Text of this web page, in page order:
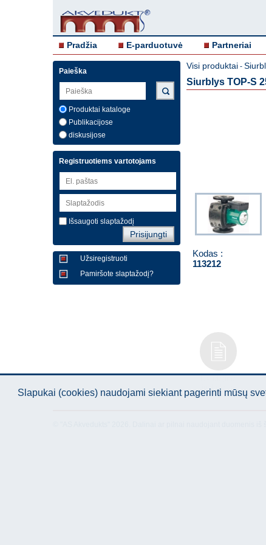
Pradžia E-parduotuvė Partneriai
Paieška
Produktai kataloge
Publikacijose
diskusijose
Registruotiems vartotojams
Išsaugoti slaptažodį
Užsiregistruoti
Pamiršote slaptažodį?
Visi produktai -
Siurblys TOP-S
Kodas :
113212
instrukcija
Slapukai (cookies) naudojami siekiant pagerinti mūsų